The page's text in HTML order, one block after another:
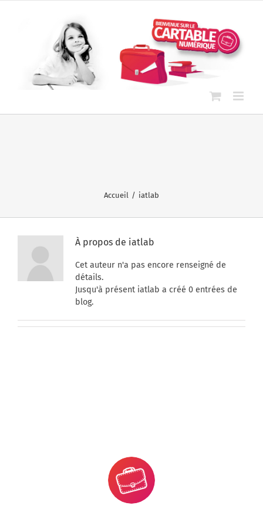
Accueil iatlab
À propos de iatlab
Cet auteur n'a pas encore renseigné de
détails.
Jusqu'à présent iatlab a créé 0 entrées de
blog.